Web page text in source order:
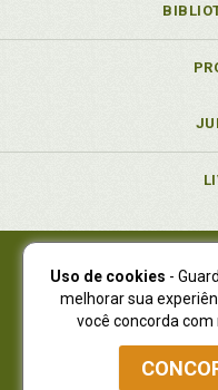
Juruá Editora
Juruá Informática
NOVO ENDEREÇO:R.
Curitiba -
Atendimento: (41) 4009-
Uso de cookies -
melhorar sua
você concorda com